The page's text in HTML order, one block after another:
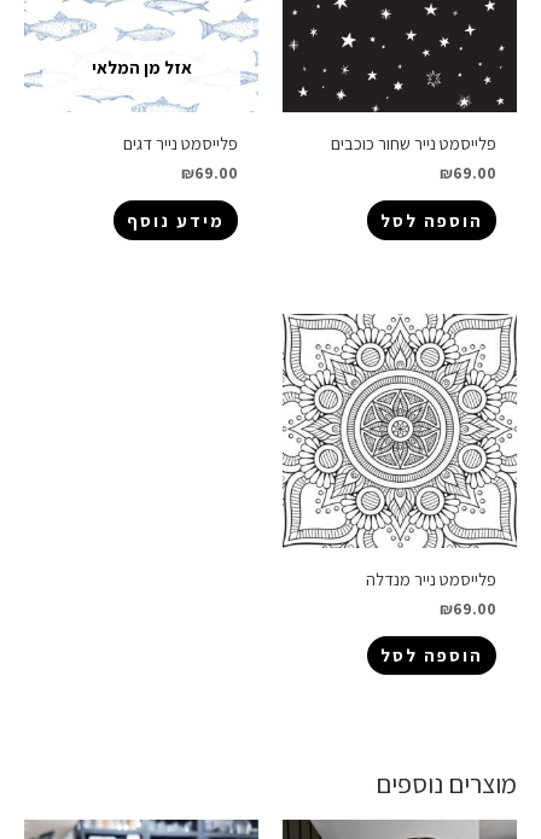
פלייסמט נייר שחור כוכבים
₪69.00
הוספה לסל
אזל מן המלאי
פלייסמט נייר דגים
₪69.00
מידע נוסף
פלייסמט נייר מנדלה
₪69.00
הוספה לסל
מוצרים נוספים